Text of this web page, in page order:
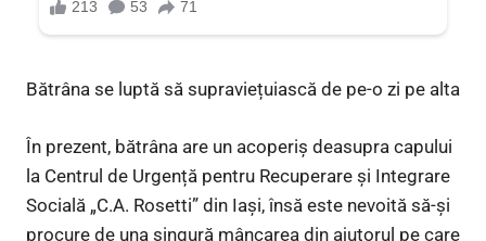
Bătrâna se luptă să supraviețuiască de pe-o zi pe alta
În prezent, bătrâna are un acoperiș deasupra capului
la Centrul de Urgență pentru Recuperare și Integrare
Socială „C.A. Rosetti” din Iași, însă este nevoită să-și
procure de una singură mâncarea din ajutorul pe care